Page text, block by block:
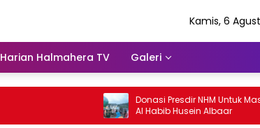
Kamis, 6
Harian Halmahera TV Galeri
Donasi Presdir NHM Untuk Masjid
Al Habib Husein Albaar